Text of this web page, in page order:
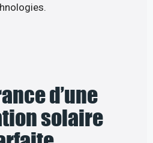
d’une
solaire